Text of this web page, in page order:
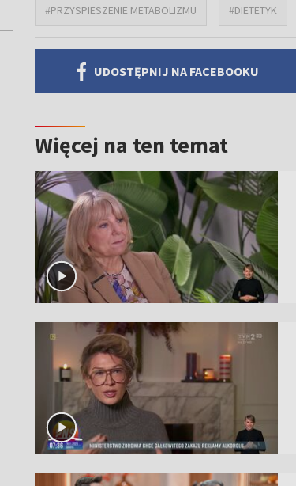
#PRZYSPIESZENIE METABOLIZMU #DIETETYK
UDOSTĘPNIJ NA FACEBOOKU
Więcej na ten temat